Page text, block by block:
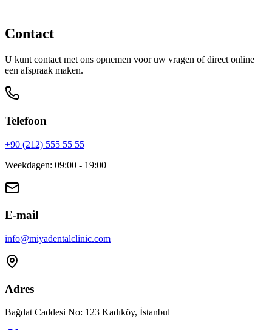
Contact
U kunt contact met ons opnemen voor uw vragen of direct online
een afspraak maken.
Telefoon
+90 (212) 555 55 55
Weekdagen: 09:00 - 19:00
E-mail
info@miyadentalclinic.com
Adres
Bağdat Caddesi No: 123 Kadıköy, İstanbul